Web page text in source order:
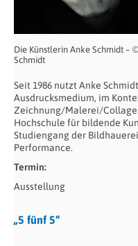
Die Künstlerin Anke Schmidt –
Schmidt
Seit 1986 nutzt Anke
Ausdrucksmedium, im
Zeichnung/Malerei/
Hochschule für bildende
Studiengang der
Performance.
Termin:
Ausstellung
„5 fünf 5“